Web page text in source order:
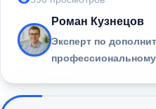
Роман Кузнецов
Эксперт по